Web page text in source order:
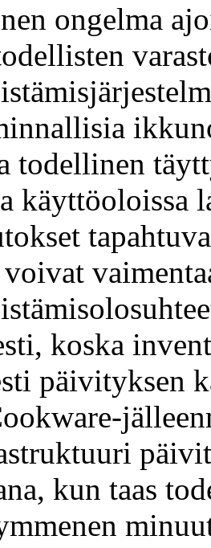
ongelma
todellinen
käyttöoloissa
koska
päivityksen
kun taas